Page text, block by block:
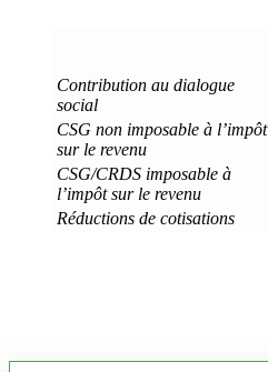
Contribution au dialogue
social
CSG non imposable à l’impôt
sur le revenu
CSG/CRDS imposable à
l’impôt sur le revenu
Réductions de cotisations